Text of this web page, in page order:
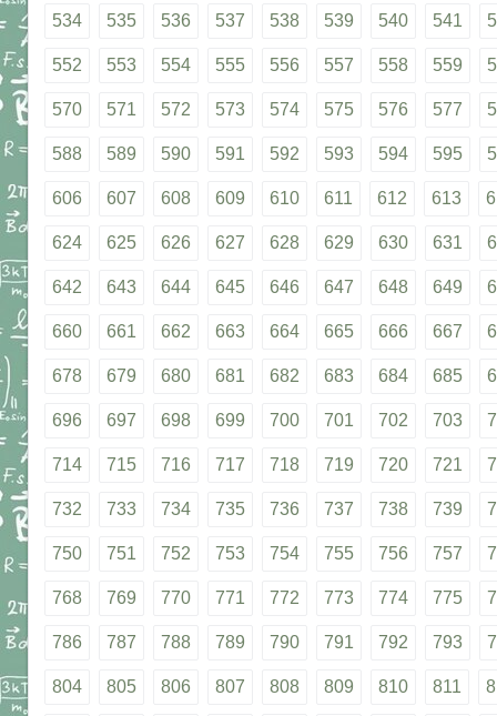
534 535 536 537 538 539 540 541
552 553 554 555 556 557 558 559
570 571 572 573 574 575 576 577
588 589 590 591 592 593 594 595
606 607 608 609 610 611 612 613
624 625 626 627 628 629 630 631
642 643 644 645 646 647 648 649
660 661 662 663 664 665 666 667
678 679 680 681 682 683 684 685
696 697 698 699 700 701 702 703
714 715 716 717 718 719 720 721
732 733 734 735 736 737 738 739
750 751 752 753 754 755 756 757
768 769 770 771 772 773 774 775
786 787 788 789 790 791 792 793
804 805 806 807 808 809 810 811